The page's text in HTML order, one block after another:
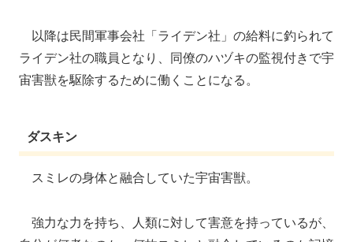
以降は民間軍事会社「ライデン社」の給料に釣られて
ライデン社の職員となり、同僚のハヅキの監視付きで宇
宙害獣を駆除するために働くことになる。
ダスキン
スミレの身体と融合していた宇宙害獣。
強力な力を持ち、人類に対して害意を持っているが、